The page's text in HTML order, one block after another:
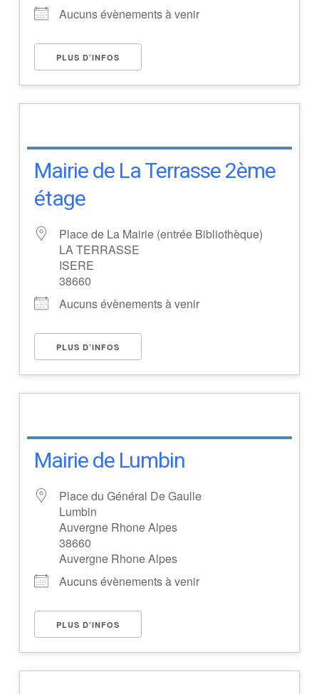
Aucuns évènements à venir
PLUS D’INFOS
Mairie de La Terrasse 2ème
étage
Place de La Mairie (entrée Bibliothèque)
LA TERRASSE
ISERE
38660
Aucuns évènements à venir
PLUS D’INFOS
Mairie de Lumbin
Place du Général De Gaulle
Lumbin
Auvergne Rhone Alpes
38660
Auvergne Rhone Alpes
Aucuns évènements à venir
PLUS D’INFOS